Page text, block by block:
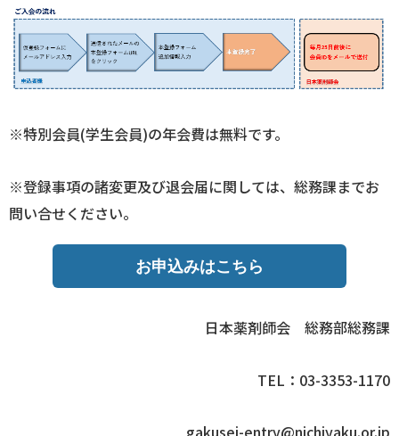
※特別会員(学生会員)の年会費は無料です。
※登録事項の諸変更及び退会届に関しては、総務課までお
問い合せください。
お申込みはこちら
日本薬剤師会 総務部総務課
TEL：03-3353-1170